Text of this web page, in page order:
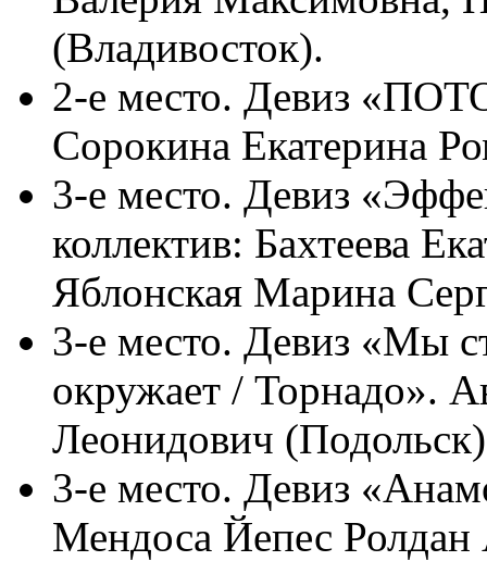
(Владивосток).
2-е место. Девиз
Сорокина Екатерина
3-е место. Девиз
коллектив: Бахтеева
Яблонская Марина
3-е место. Девиз «Мы
окружает / Торнадо».
Леонидович
3-е место. Девиз
Мендоса Йепес